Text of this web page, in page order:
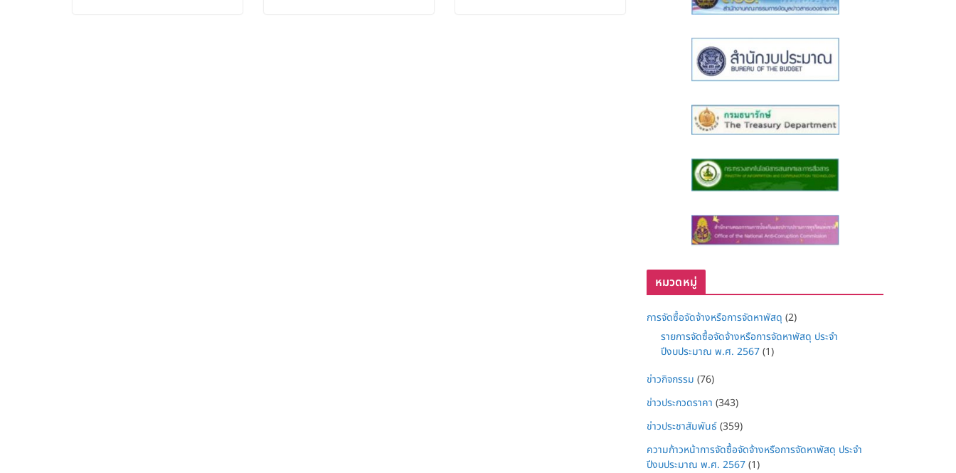
หมวดหมู่
การจัดซื้อจัดจ้างหรือการจัดหาพัสดุ (2)
รายการจัดซื้อจัดจ้างหรือการจัดหาพัสดุ ประจำ
ปีงบประมาณ พ.ศ. 2567(1)
ข่าวกิจกรรม (76)
ข่าวประกวดราคา (343)
ข่าวประชาสัมพันธ์(359)
ความก้าวหน้าการจัดซื้อจัดจ้างหรือการจัดหาพัสดุ ประจำ
ปีงบประมาณ พ.ศ. 2567(1)